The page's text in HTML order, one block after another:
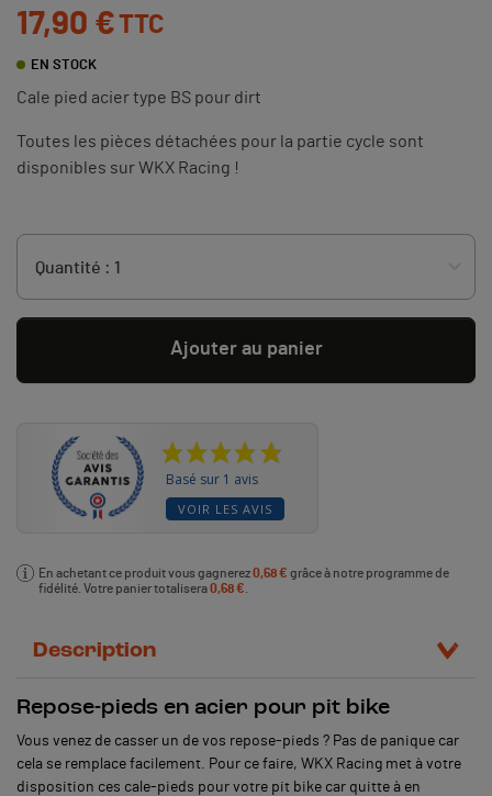
17,90 €TTC
EN STOCK
Cale pied acier type BS pour dirt
Toutes les pièces détachées pour la partie cycle sont
disponibles sur WKX Racing !
Ajouter au panier
Basé sur 1 avis
VOIR LES AVIS
En achetant ce produit vous gagnerez0,68 € grâce à notre programme de
fidélité. Votre panier totalisera0,68 €
Description
Repose-pieds en acier pour pit bike
Vous venez de casser un de vos repose-pieds ? Pas de panique car
cela se remplace facilement. Pour ce faire, WKX Racing met à votre
disposition ces cale-pieds pour votre pit bike car quitte à en